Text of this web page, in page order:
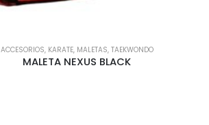
ACCESORIOS, KARATE, MALETAS, TAEKWONDO
MALETA NEXUS BLACK